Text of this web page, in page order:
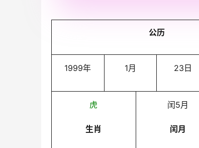
公历
1999年 1月 23日
虎
生肖
闰5月
闰月